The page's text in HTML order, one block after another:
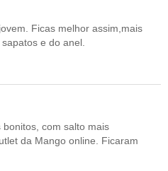
Ficas melhor assim,mais
e do anel.
com salto mais
da Mango online. Ficaram